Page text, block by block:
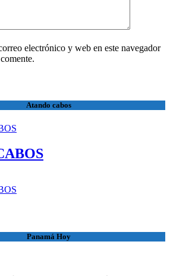
electrónico y web en este navegador
Atando cabos
Panamá Hoy